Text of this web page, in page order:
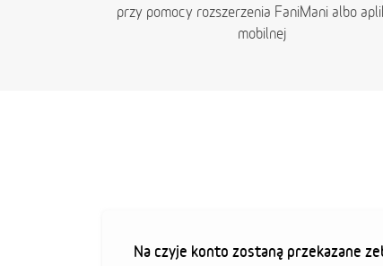
przy pomocy rozszerzenia FaniMani albo
mobilnej
Na czyje konto zostaną przekazane